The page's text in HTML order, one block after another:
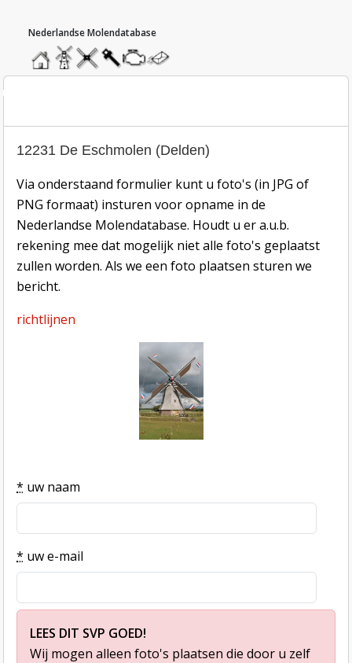
homemolendatabase
roedendatabase
assendatabase
motorendatabase
stuur
een
inzend-formulier
12231 De Eschmolen (Delden)
Via onderstaand formulier kunt u foto's (in JPG of
PNG formaat) insturen voor opname in de
Nederlandse Molendatabase. Houdt u er a.u.b.
rekening mee dat mogelijk niet alle foto's geplaatst
zullen worden. Als we een foto plaatsen sturen we
bericht.
richtlijnen
* uw naam
* uw e-mail
LEES DIT SVP GOED!
Wij mogen alleen foto's plaatsen die door u zelf